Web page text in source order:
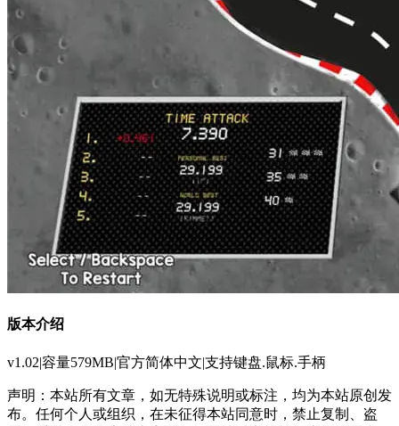
版本介绍
v1.02|容量579MB|官方简体中文|支持键盘.鼠标.手柄
声明：本站所有文章，如无特殊说明或标注，均为本站原创发
布。任何个人或组织，在未征得本站同意时，禁止复制、盗